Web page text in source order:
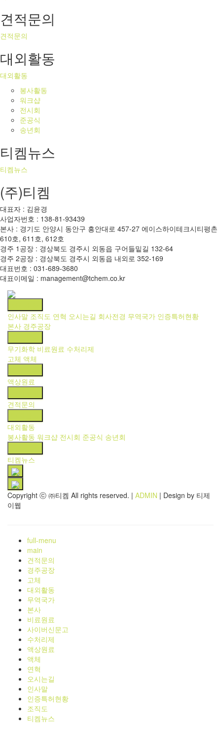
견적문의
견적문의
대외활동
대외활동
봉사활동
워크샵
전시회
준공식
송년회
티켐뉴스
티켐뉴스
(주)티켐
대표자 : 김윤경
사업자번호 : 138-81-93439
본사 : 경기도 안양시 동안구 흥안대로 457-27 에이스하이테크시티평촌
610호, 611호, 612호
경주 1공장 : 경상북도 경주시 외동읍 구어들밑길 132-64
경주 2공장 : 경상북도 경주시 외동읍 내외로 352-169
대표번호 : 031-689-3680
대표이메일 : management@tchem.co.kr
인사말 조직도 연혁 오시는길 회사전경 무역국가 인증특허현황
본사 경주공장
무기화학 비료원료 수처리제
고체 액체
액상원료
견적문의
대외활동
봉사활동 워크샵 전시회 준공식 송년회
티켐뉴스
Copyright ⓒ ㈜티켐 All rights reserved. | ADMIN | Design by 티제
이웹
full-menu
main
견적문의
경주공장
고체
대외활동
무역국가
본사
비료원료
사이버신문고
수처리제
액상원료
액체
연혁
오시는길
인사말
인증특허현황
조직도
티켐뉴스